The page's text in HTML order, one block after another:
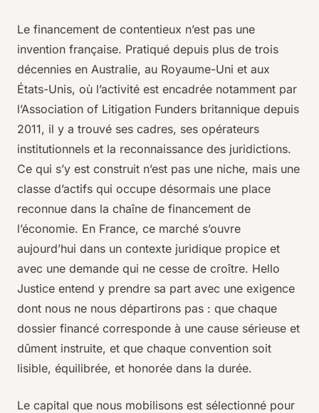
Le financement de contentieux n’est pas une
invention française. Pratiqué depuis plus de trois
décennies en Australie, au Royaume-Uni et aux
États-Unis, où l’activité est encadrée notamment par
l’Association of Litigation Funders britannique depuis
2011, il y a trouvé ses cadres, ses opérateurs
institutionnels et la reconnaissance des juridictions.
Ce qui s’y est construit n’est pas une niche, mais une
classe d’actifs qui occupe désormais une place
reconnue dans la chaîne de financement de
l’économie. En France, ce marché s’ouvre
aujourd’hui dans un contexte juridique propice et
avec une demande qui ne cesse de croître. Hello
Justice entend y prendre sa part avec une exigence
dont nous ne nous départirons pas : que chaque
dossier financé corresponde à une cause sérieuse et
dûment instruite, et que chaque convention soit
lisible, équilibrée, et honorée dans la durée.
Le capital que nous mobilisons est sélectionné pour